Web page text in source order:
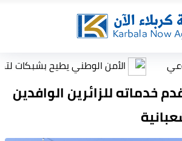
الأمن الوطني يطيح بشبكات لتهريب
خدماته للزائرين الوافدين